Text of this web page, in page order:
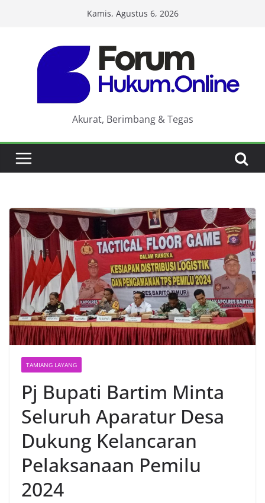
Kamis, Agustus 6, 2026
Akurat, Berimbang & Tegas
TAMIANG LAYANG
Pj Bupati Bartim Minta
Seluruh Aparatur Desa
Dukung Kelancaran
Pelaksanaan Pemilu
2024